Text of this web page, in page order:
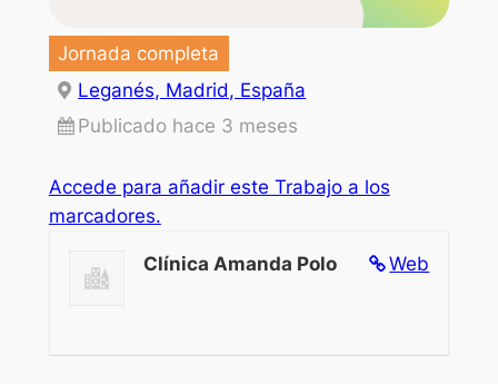
Jornada completa
Leganés, Madrid, España
Publicado hace 3 meses
Accede para añadir este Trabajo a los
marcadores.
Web
Clínica Amanda Polo